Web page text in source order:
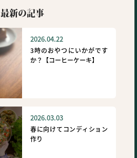
最新の記事
2026.04.22
3時のおやつにいかがです
か？【コーヒーケーキ】
2026.03.03
春に向けてコンディション
作り